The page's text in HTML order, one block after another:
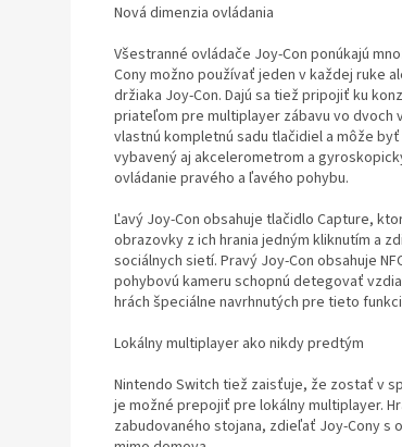
Nová dimenzia ovládania
Všestranné ovládače Joy-Con ponúkajú
Cony možno používať jeden v každej ruke
držiaka Joy-Con. Dajú sa tiež pripojiť ku
priateľom pre multiplayer zábavu vo dvoch
vlastnú kompletnú sadu tlačidiel a môže
vybavený aj akcelerometrom a
ovládanie pravého a ľavého pohybu.
Ľavý Joy-Con obsahuje tlačidlo Capture,
obrazovky z ich hrania jedným kliknutím a
sociálnych sietí. Pravý Joy-Con obsahuje
pohybovú kameru schopnú detegovať
hrách špeciálne navrhnutých pre tieto
Lokálny multiplayer ako nikdy predtým
Nintendo Switch tiež zaisťuje, že zostať v
je možné prepojiť pre lokálny multiplayer.
zabudovaného stojana, zdieľať Joy-Cony s